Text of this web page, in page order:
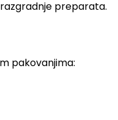
preparata.
pakovanjima: